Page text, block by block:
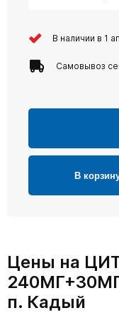
В наличии в 1
Самовывоз
В
Цены на
п. Кадый